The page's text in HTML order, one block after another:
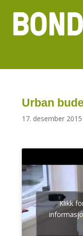
Urban
17. desember 2015
Klikk